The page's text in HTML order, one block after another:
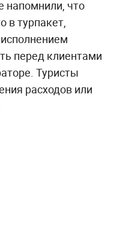
напомнили, что
в турпакет,
перед клиентами
Туристы
расходов или